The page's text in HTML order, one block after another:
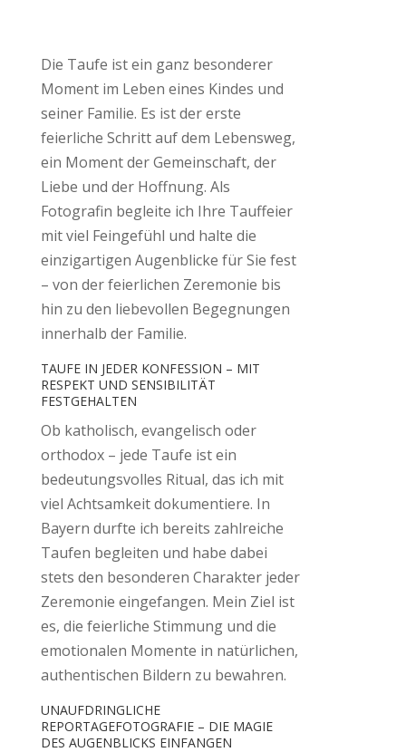
Die Taufe ist ein ganz besonderer
Moment im Leben eines Kindes und
seiner Familie. Es ist der erste
feierliche Schritt auf dem Lebensweg,
ein Moment der Gemeinschaft, der
Liebe und der Hoffnung. Als
Fotografin begleite ich Ihre Tauffeier
mit viel Feingefühl und halte die
einzigartigen Augenblicke für Sie fest
– von der feierlichen Zeremonie bis
hin zu den liebevollen Begegnungen
innerhalb der Familie.
TAUFE IN JEDER KONFESSION – MIT
RESPEKT UND SENSIBILITÄT
FESTGEHALTEN
Ob katholisch, evangelisch oder
orthodox – jede Taufe ist ein
bedeutungsvolles Ritual, das ich mit
viel Achtsamkeit dokumentiere. In
Bayern durfte ich bereits zahlreiche
Taufen begleiten und habe dabei
stets den besonderen Charakter jeder
Zeremonie eingefangen. Mein Ziel ist
es, die feierliche Stimmung und die
emotionalen Momente in natürlichen,
authentischen Bildern zu bewahren.
UNAUFDRINGLICHE
REPORTAGEFOTOGRAFIE – DIE MAGIE
DES AUGENBLICKS EINFANGEN